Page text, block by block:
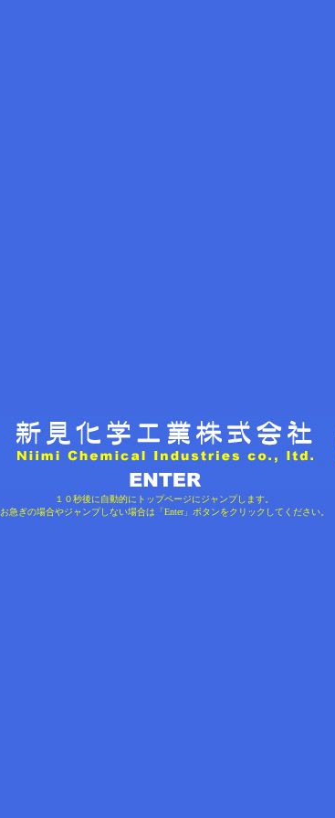
１０秒後に自動的にトップページにジャンプします。
お急ぎの場合やジャンプしない場合は「Enter」ボタンをクリックしてください。